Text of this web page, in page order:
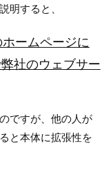
明すると、
ームページに
社のウェブサー
ですが、他の人が
と本体に拡張性を